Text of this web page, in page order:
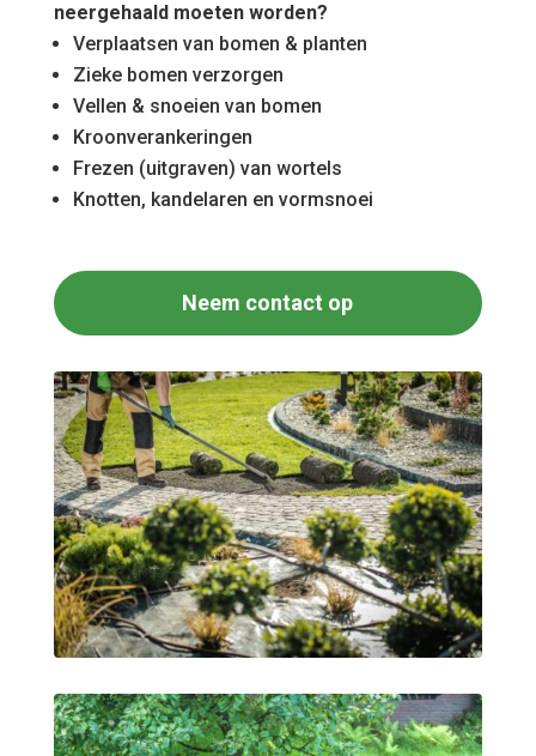
neergehaald moeten worden?
Verplaatsen van bomen & planten
Zieke bomen verzorgen
Vellen & snoeien van bomen
Kroonverankeringen
Frezen (uitgraven) van wortels
Knotten, kandelaren en vormsnoei
Neem contact op